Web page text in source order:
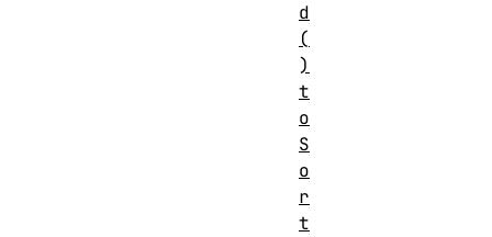
d
(
)
t
o
S
o
r
t